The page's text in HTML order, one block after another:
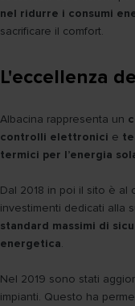
nel ridurre i consumi
sacrificare il comfort.
L'eccellenza
Albacina rappresenta un
controlli elettronici e
termici per l’energia
Dal 2018 in poi il sito è al
investimenti dedicati alla
standard massimi di
energetica.
Nel 2019 sono stati
impianti. Questo ha